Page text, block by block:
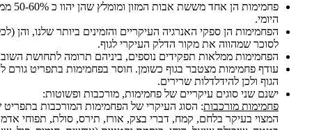
היומי.
הפחמימות הן ספקי האנרגיה העיקריים והזמינים ביותר שלנו, והן
לסוכר שמהווה את מקור הדלק העיקרי לגוף.
הפחמימות ממלאות תפקידים נוספים, ביניהם תרומה לתחושת
עודף פחמימות מצטבר בגוף כשומן. חוסר בפחמימות בתפריט גורם
הגוף ולכן להידלדלות שרירים.
ישנם שני סוגים עיקריים של פחמימות, מורכבות ופשוטות:
פחמימות מורכבות: הסוג העיקרי של הפחמימות המורכבות בתפריט
המצוי בעיקר בלחם, קמח, דברי בצק, אורז, תירס, סולת, תפוחי